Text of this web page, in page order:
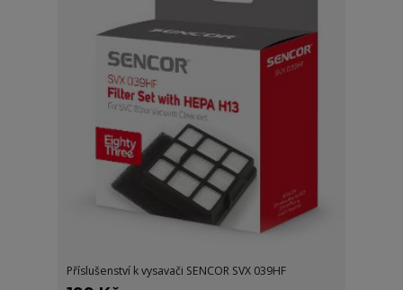
Příslušenství k vysavači SENCOR SVX 039HF